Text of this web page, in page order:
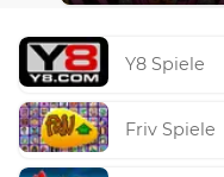
Y8 Spiele
Friv Spiele